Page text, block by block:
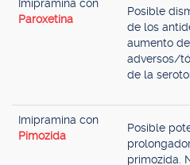
Imipramina con
Paroxetina
Posible
de los
aumento
adversos/
de la
Imipramina con
Pimozida
Posible
primozida.